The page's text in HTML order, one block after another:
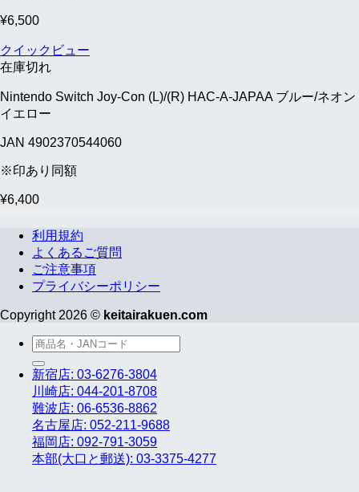
¥6,500
クイックビュー
在庫切れ
Nintendo Switch Joy-Con (L)/(R) HAC-A-JAPAA ブルー/ネオン
イエロー
JAN 4902370544060
※印あり同額
¥6,400
利用規約
よくあるご質問
ご注意事項
プライバシーポリシー
Copyright 2026 © keitairakuen.com
検
索
対
象:
新宿店: 03-6276-3804
川崎店: 044-201-8708
難波店: 06-6536-8862
名古屋店: 052-211-9688
福岡店: 092-791-3059
本部(大口と郵送): 03-3375-4277